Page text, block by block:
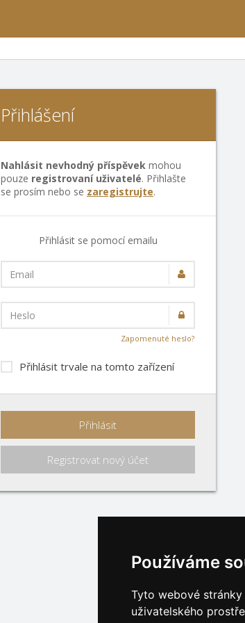
Používáme
Tyto webové
uživatelského
Přihlášení
Nahlásit nevhodný příspěvek mohou
pouze registrovaní uživatelé. Přihlašte
se prosím nebo se zaregistrujte.
Přihlásit se pomocí emailu
Email
Heslo
Zapomenuté heslo?
Přihlásit trvale na tomto zařízení
Přihlásit
Registrovat nový účet